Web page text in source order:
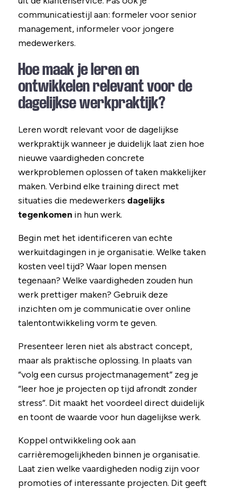
communicatiestijl aan: formeler voor senior
management, informeler voor jongere
medewerkers.
Hoe maak je leren en
ontwikkelen relevant voor de
dagelijkse werkpraktijk?
Leren wordt relevant voor de dagelijkse
werkpraktijk wanneer je duidelijk laat zien hoe
nieuwe vaardigheden concrete
werkproblemen oplossen of taken makkelijker
maken. Verbind elke training direct met
situaties die medewerkers dagelijks
tegenkomenin hun werk.
Begin met het identificeren van echte
werkuitdagingen in je organisatie. Welke taken
kosten veel tijd? Waar lopen mensen
tegenaan? Welke vaardigheden zouden hun
werk prettiger maken? Gebruik deze
inzichten om je communicatie over online
talentontwikkeling vorm te geven.
Presenteer leren niet als abstract concept,
maar als praktische oplossing. In plaats van
“volg een cursus projectmanagement” zeg je
“leer hoe je projecten op tijd afrondt zonder
stress”. Dit maakt het voordeel direct duidelijk
en toont de waarde voor hun dagelijkse werk.
Koppel ontwikkeling ook aan
carrièremogelijkheden binnen je organisatie.
Laat zien welke vaardigheden nodig zijn voor
promoties of interessante projecten. Dit geeft